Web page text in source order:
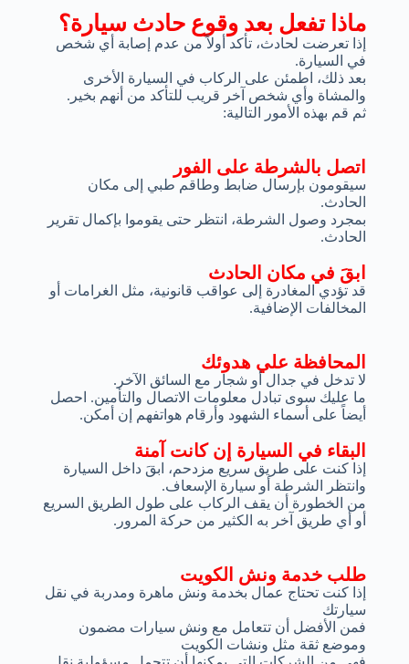
ماذا تفعل بعد وقوع حادث سيارة؟
إذا تعرضت لحادث، تأكد أولاً من عدم إصابة أي شخص
في السيارة.
بعد ذلك، اطمئن على الركاب في السيارة الأخرى
والمشاة وأي شخص آخر قريب للتأكد من أنهم بخير.
ثم قم بهذه الأمور التالية:
ابقَ في مكان الحادث
قد تؤدي المغادرة إلى عواقب قانونية، مثل الغرامات أو
المخالفات الإضافية.
اتصل بالشرطة على الفور
سيقومون بإرسال ضابط وطاقم طبي إلى مكان
الحادث.
بمجرد وصول الشرطة، انتظر حتى يقوموا بإكمال تقرير
الحادث.
البقاء في السيارة إن كانت آمنة
إذا كنت على طريق سريع مزدحم، ابقَ داخل السيارة
وانتظر الشرطة أو سيارة الإسعاف.
من الخطورة أن يقف الركاب على طول الطريق السريع
أو أي طريق آخر به الكثير من حركة المرور.
المحافظة علي هدوئك
لا تدخل في جدال أو شجار مع السائق الآخر.
ما عليك سوى تبادل معلومات الاتصال والتأمين. احصل
أيضاً على أسماء الشهود وأرقام هواتفهم إن أمكن.
طلب خدمة ونش الكويت
إذا كنت تحتاج عمال بخدمة ونش ماهرة ومدربة في نقل
سيارتك
فمن الأفضل أن تتعامل مع ونش سيارات مضمون
وموضع ثقة مثل ونشات الكويت